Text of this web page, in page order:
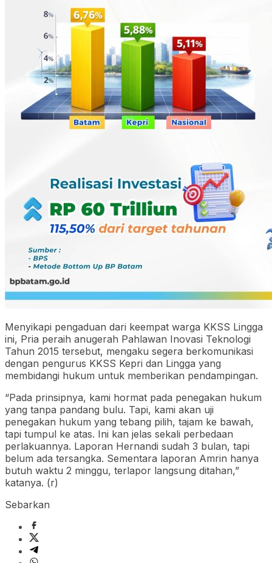
Menyikapi pengaduan dari keempat warga KKSS Lingga
ini, Pria peraih anugerah Pahlawan Inovasi Teknologi
Tahun 2015 tersebut, mengaku segera berkomunikasi
dengan pengurus KKSS Kepri dan Lingga yang
membidangi hukum untuk memberikan pendampingan.
“Pada prinsipnya, kami hormat pada penegakan hukum
yang tanpa pandang bulu. Tapi, kami akan uji
penegakan hukum yang tebang pilih, tajam ke bawah,
tapi tumpul ke atas. Ini kan jelas sekali perbedaan
perlakuannya. Laporan Hernandi sudah 3 bulan, tapi
belum ada tersangka. Sementara laporan Amrin hanya
butuh waktu 2 minggu, terlapor langsung ditahan,”
katanya. (r)
Sebarkan